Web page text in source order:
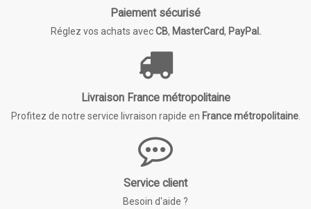
Paiement sécurisé
Réglez vos achats avecCB, MasterCard, PayPal.
Livraison France métropolitaine
Profitez de notre service livraison rapide en France métropolitaine.
Service client
Besoin d'aide ?